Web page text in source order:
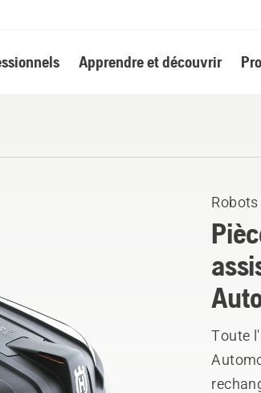
Apprendre et découvrir
Toute